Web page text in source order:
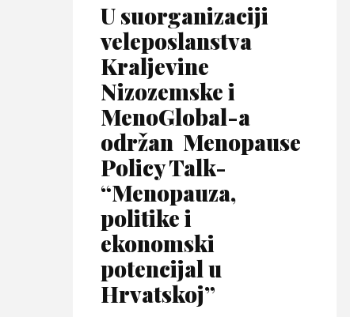
U suorganizaciji
veleposlanstva
Kraljevine
Nizozemske i
MenoGlobal-a
održan Menopause
Policy Talk-
“Menopauza,
politike i
ekonomski
potencijal u
Hrvatskoj”